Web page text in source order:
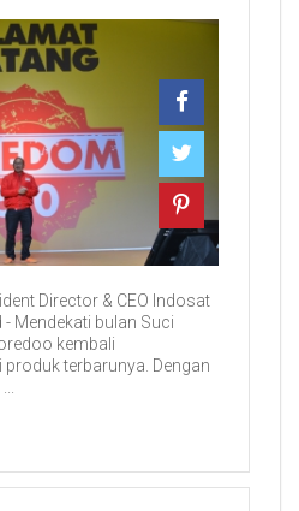
Director & CEO Indosat
Mendekati bulan Suci
kembali
terbarunya. Dengan